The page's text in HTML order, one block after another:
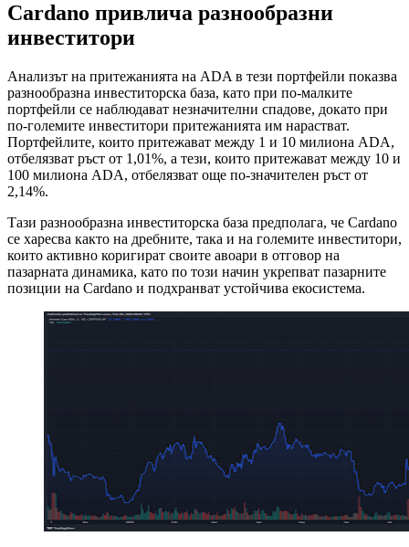
Cardano привлича разнообразни
инвеститори
Анализът на притежанията на ADA в тези портфейли показва
разнообразна инвеститорска база, като при по-малките
портфейли се наблюдават незначителни спадове, докато при
по-големите инвеститори притежанията им нарастват.
Портфейлите, които притежават между 1 и 10 милиона ADA,
отбелязват ръст от 1,01%, а тези, които притежават между 10 и
100 милиона ADA, отбелязват още по-значителен ръст от
2,14%.
Тази разнообразна инвеститорска база предполага, че Cardano
се харесва както на дребните, така и на големите инвеститори,
които активно коригират своите авоари в отговор на
пазарната динамика, като по този начин укрепват пазарните
позиции на Cardano и подхранват устойчива екосистема.